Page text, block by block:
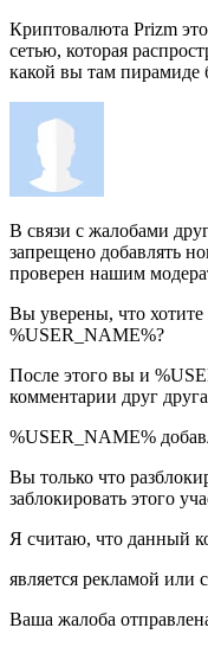
Криптовалюта Prizm
сетью, которая
какой вы там пирамиде
В связи с жалобами
запрещено добавлять
проверен нашим
Вы уверены, что хотите
%USER_NAME%?
После этого вы и
комментарии друг
%USER_NAME%
Вы только что
заблокировать этого
Я считаю, что данный
является рекламой или
Ваша жалоба